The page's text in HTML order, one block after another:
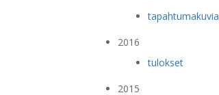
tapahtumakuvia
2016
tulokset
2015